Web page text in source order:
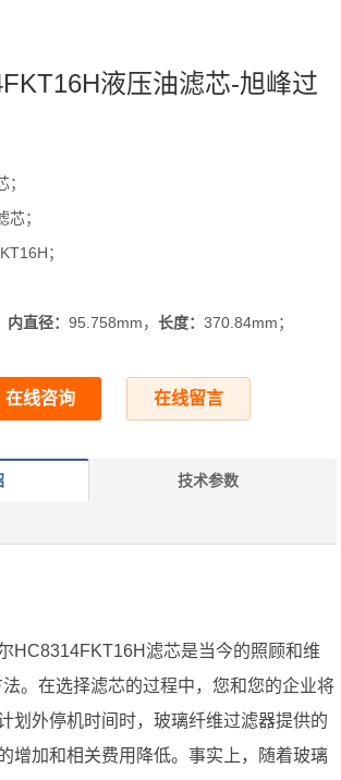
液压油滤芯-旭峰过
；
芯；
；
内直径：95.758mm，长度：370.84mm；
在线咨询 在线留言
技术参数
HC8314FKT16H滤芯是当今的照顾和维
。在选择滤芯的过程中，您和您的企业将
划外停机时间时，玻璃纤维过滤器提供的
增加和相关费用降低。事实上，随着玻璃